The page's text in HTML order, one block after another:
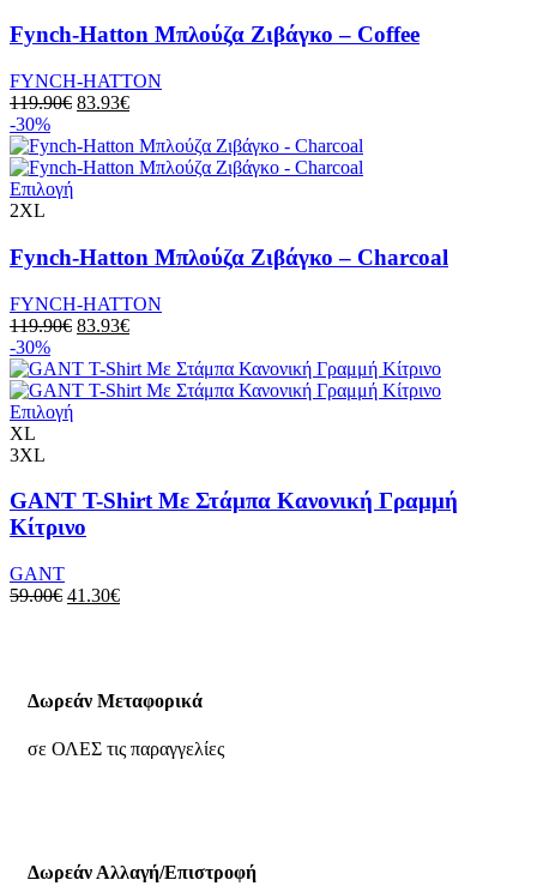
Fynch-Hatton Μπλούζα Ζιβάγκο – Coffee
FYNCH-HATTON
119.90€ 83.93€
-30%
Επιλογή
2XL
Fynch-Hatton Μπλούζα Ζιβάγκο – Charcoal
FYNCH-HATTON
119.90€ 83.93€
-30%
Επιλογή
XL
3XL
GANT T-Shirt Με Στάμπα Κανονική Γραμμή
Κίτρινο
GANT
59.00€ 41.30€
Δωρεάν Μεταφορικά
σε ΟΛΕΣ τις παραγγελίες
Δωρεάν Αλλαγή/Επιστροφή